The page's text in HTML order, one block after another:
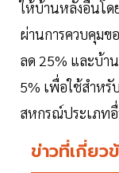
ให้บ้านหลังอื่นโด
ผ่านการควบคุมข
ลด 25% และบ้า
5% เพื่อใช้สำห
สหกรณ์ประเภทอื่
ข่าวที่เกี่ยว